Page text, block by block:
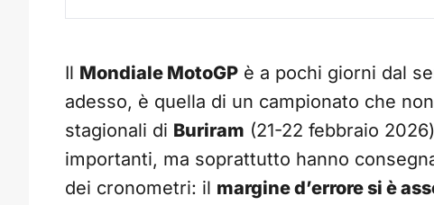
Il Mondiale MotoGP è a pochi giorni dal
adesso, è quella di un campionato che
stagionali di Buriram (21-22 febbraio
importanti, ma soprattutto hanno
dei cronometri: il margine d’errore si è